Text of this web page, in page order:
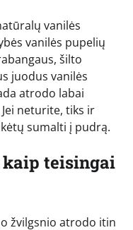
vanilės
vanilės pupelių
šilto
juodus vanilės
atrodo labai
neturite, tiks ir
sumalti į pudrą.
kaip teisingai
žvilgsnio atrodo itin